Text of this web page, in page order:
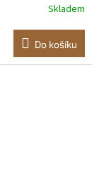
Skladem
Do košíku